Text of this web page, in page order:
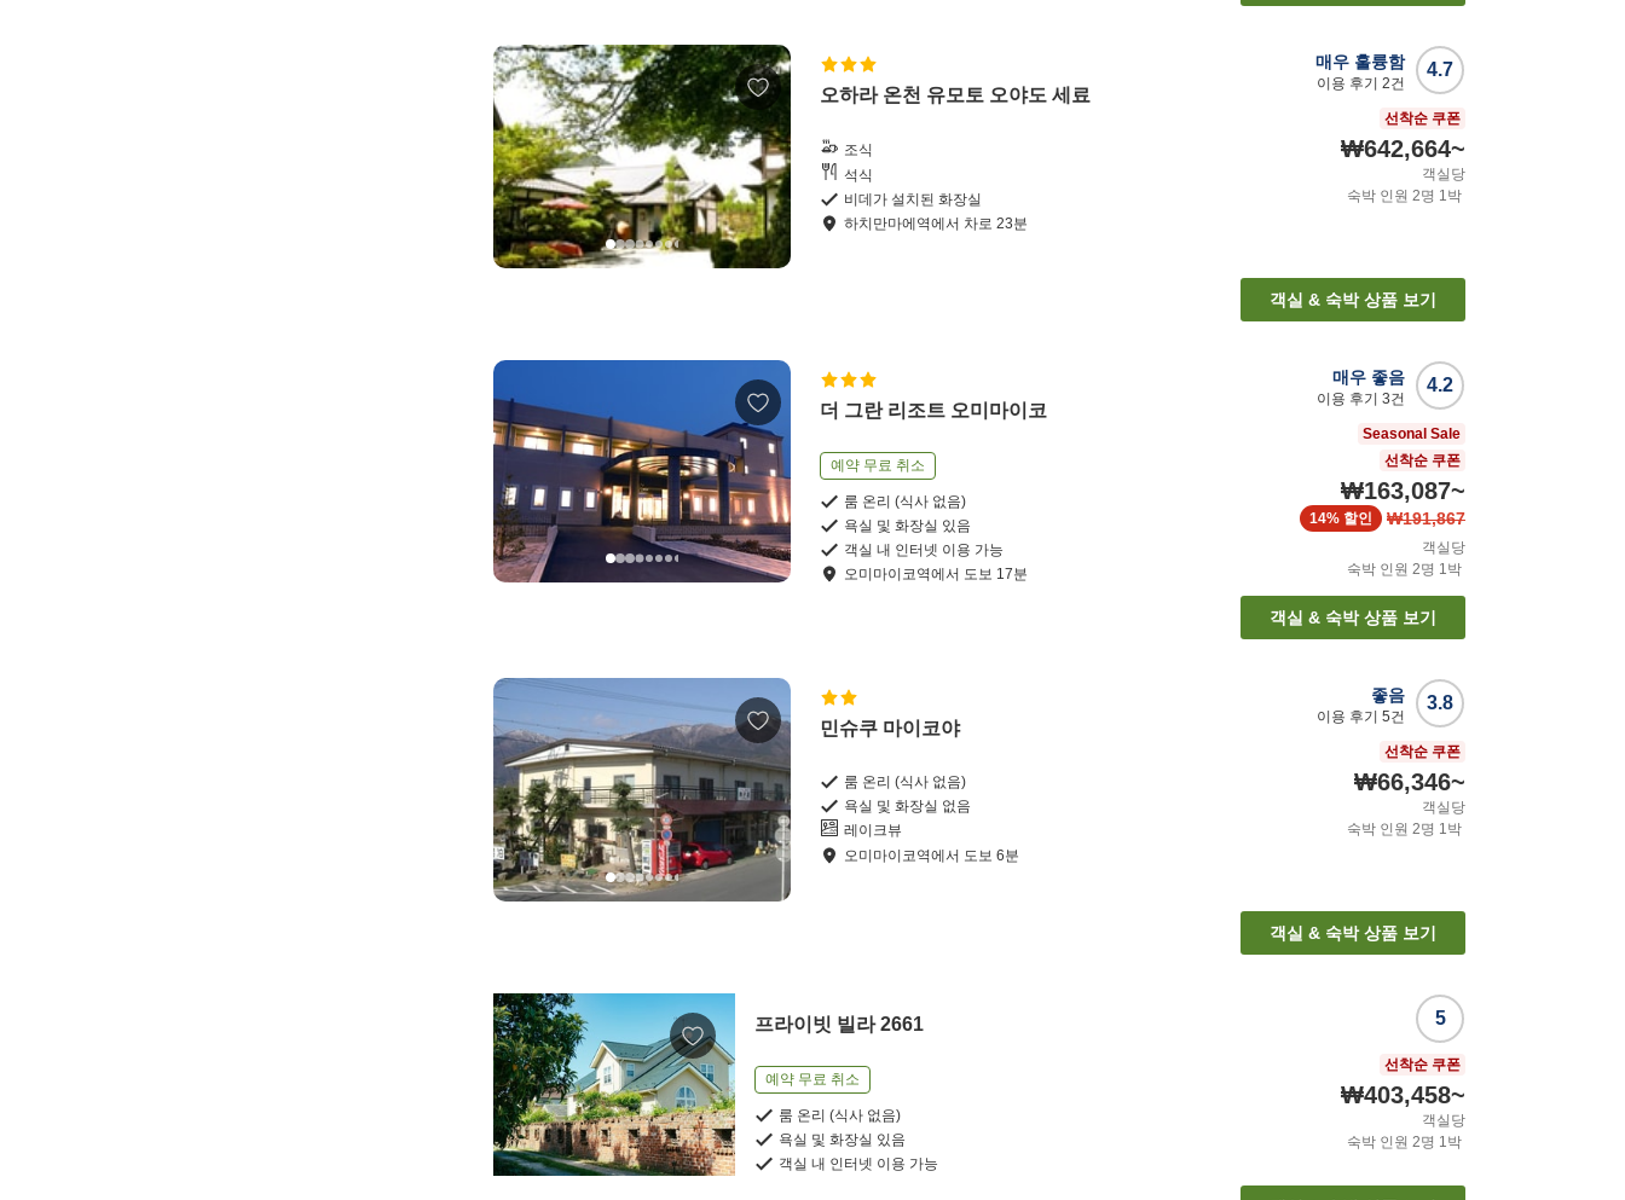
오하라 온천 유모토 오야도 세료
조식
석식
비데가 설치된 화장실
하치만마에역에서 차로 23분
4.7
매우 훌륭함
이용 후기 2건
선착순 쿠폰
₩642,664~
객실당
숙박 인원 2명 1박
객실 & 숙박 상품 보기
더 그란 리조트 오미마이코
예약 무료 취소
룸 온리 (식사 없음)
욕실 및 화장실 있음
객실 내 인터넷 이용 가능
오미마이코역에서 도보 17분
4.2
매우 좋음
이용 후기 3건
Seasonal Sale
선착순 쿠폰
₩163,087~
₩191,867
14% 할인
객실당
숙박 인원 2명 1 박
객실 & 숙박 상품 보기
민슈쿠 마이코야
룸 온리 (식사 없음)
욕실 및 화장실 없음
레이크뷰
오미마이코역에서 도보 6분
3.8
좋음
이용 후기 5건
선착순 쿠폰
₩66,346~
객실당
숙박 인원 2명 1박
객실 & 숙박 상품 보기
프라이빗 빌라 2661
예약 무료 취소
룸 온리 (식사 없음)
욕실 및 화장실 있음
객실 내 인터넷 이용 가능
5
선착순 쿠폰
₩403,458~
객실당
숙박 인원 2명 1 박